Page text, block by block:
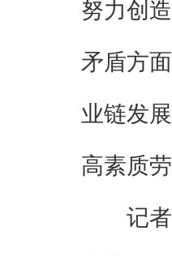
努力创
矛盾方
业链发
高素质
记